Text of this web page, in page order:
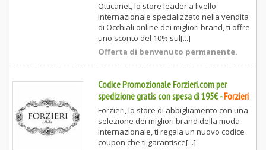
Otticanet, lo store leader a livello
internazionale specializzato nella vendita
di Occhiali online dei migliori brand, ti offre
uno sconto del 10% sul[...]
Offerta di benvenuto permanente.
Codice Promozionale Forzieri.com per
spedizione gratis con spesa di 195€-Forzieri
Forzieri, lo store di abbigliamento con una
selezione dei migliori brand della moda
internazionale, ti regala un nuovo codice
coupon che ti garantisce[...]